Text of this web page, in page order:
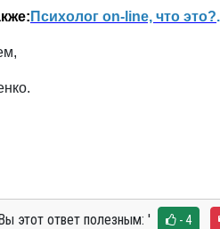
Психолог on-line, что это?.
этот ответ полезным: ' - 4